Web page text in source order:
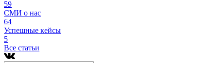
59
СМИ о нас
64
Успешные кейсы
5
Все статьи